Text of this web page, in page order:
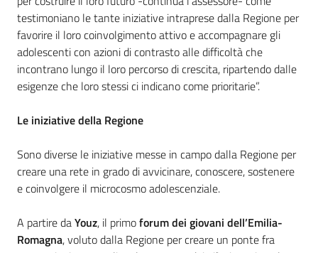
testimoniano le tante iniziative intraprese dalla Regione per
favorire il loro coinvolgimento attivo e accompagnare gli
adolescenti con azioni di contrasto alle difficoltà che
incontrano lungo il loro percorso di crescita, ripartendo dalle
esigenze che loro stessi ci indicano come prioritarie”.
Le iniziative della Regione
Sono diverse le iniziative messe in campo dalla Regione per
creare una rete in grado di avvicinare, conoscere, sostenere
e coinvolgere il microcosmo adolescenziale.
A partire daYouz, il primoforum dei giovani dell’Emilia-
Romagna, voluto dalla Regione per creare un ponte fra